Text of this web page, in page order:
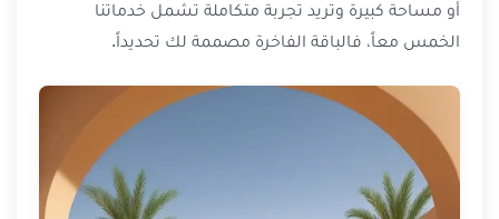
أو مساحة كبيرة وتريد تجربة متكاملة تشمل خدماتنا
الخمس معاً، فالباقة الفاخرة مصممة لك تحديداً.